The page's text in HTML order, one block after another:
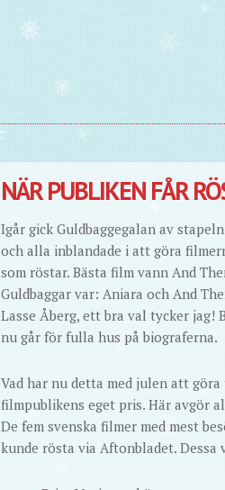
NÄR PUBLIKEN FÅR
Igår gick Guldbaggegalan av
och alla inblandade i att göra
som röstar. Bästa film vann And
Guldbaggar var: Aniara och And
Lasse Åberg, ett bra val tycker jag!
nu går för fulla hus på biograferna.
Vad har nu detta med julen att
filmpublikens eget pris. Här avgör
De fem svenska filmer med mest
kunde rösta via Aftonbladet. Dessa